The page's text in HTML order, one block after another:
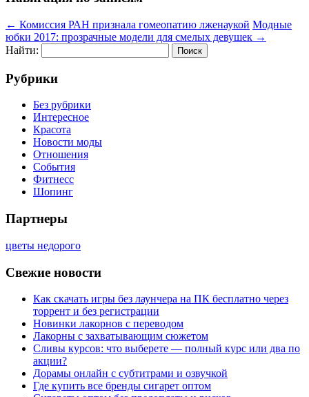
← Комиссия РАН признала гомеопатию лженаукой Модные
юбки 2017: прозрачные модели для смелых девушек →
Найти:
Рубрики
Без рубрики
Интересное
Красота
Новости моды
Отношения
События
Фитнесс
Шопинг
Партнеры
цветы недорого
Свежие новости
Как скачать игры без лаунчера на ПК бесплатно через
торрент и без регистрации
Новинки лакорнов с переводом
Лакорны с захватывающим сюжетом
Сливы курсов: что выберете — полный курс или два по
акции?
Дорамы онлайн с субтитрами и озвучкой
Где купить все бренды сигарет оптом